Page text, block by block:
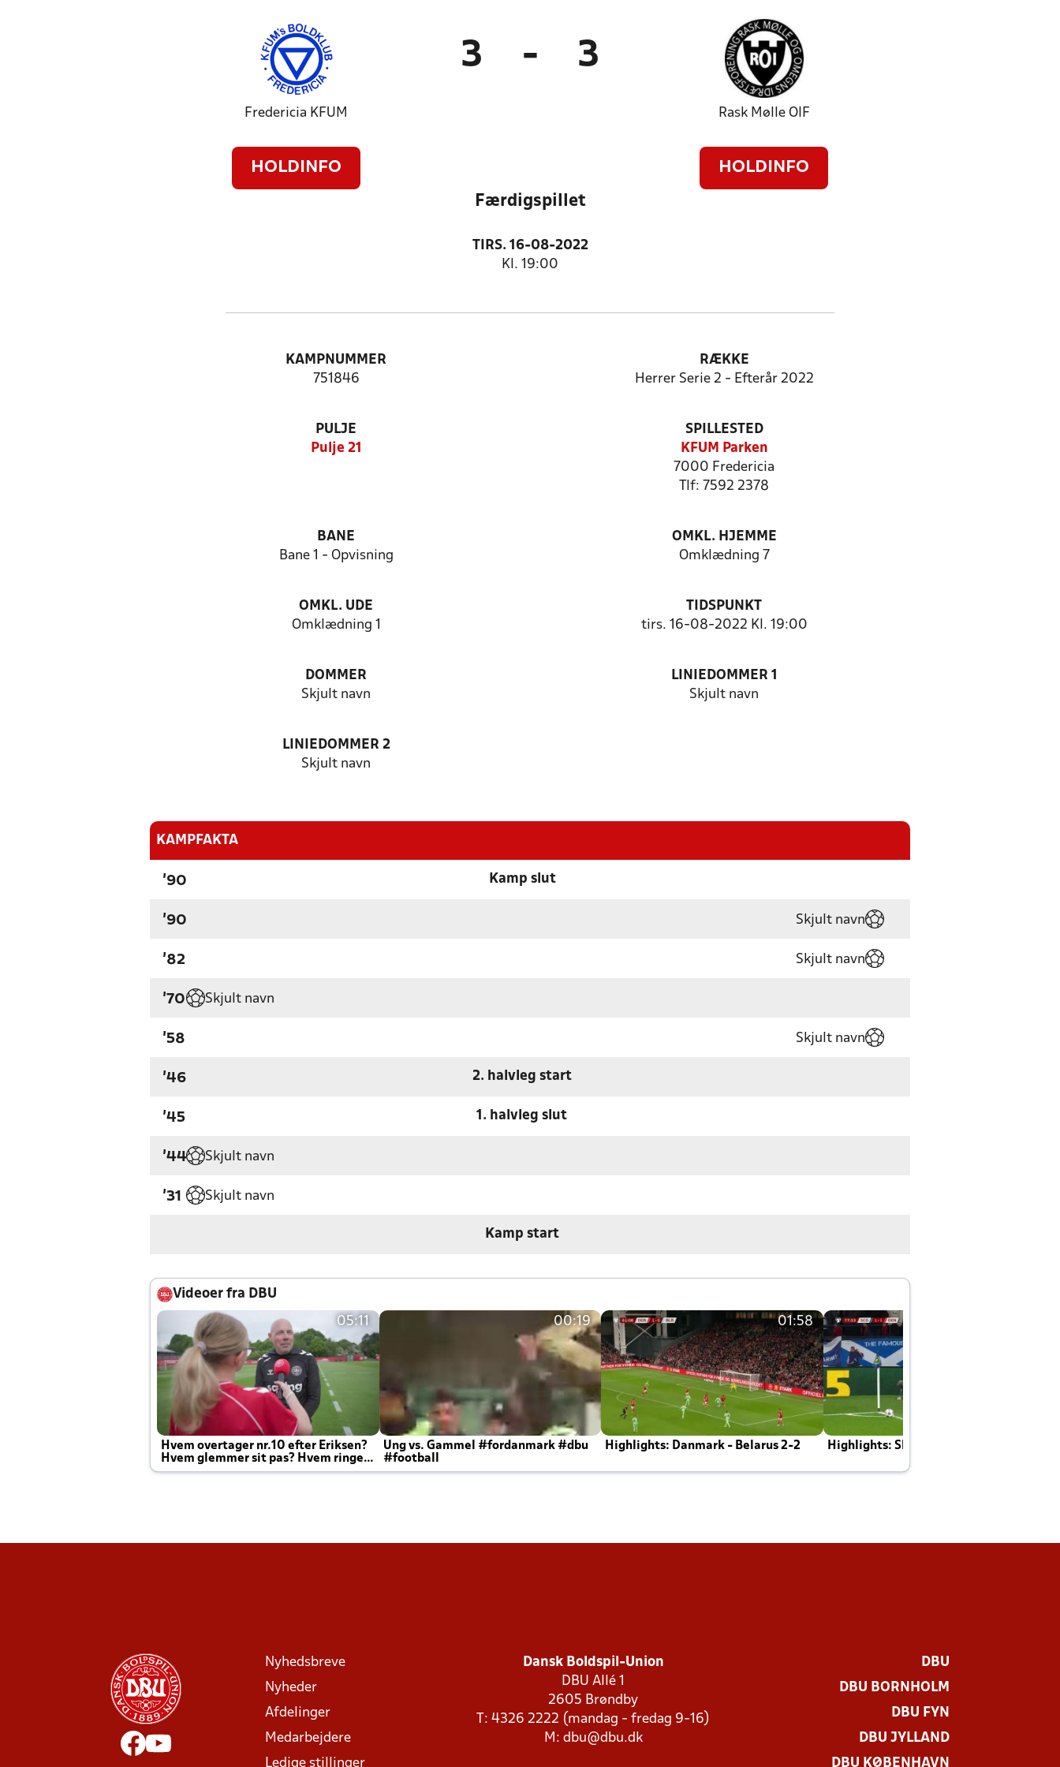
Fredericia KFUM
HOLDINFO
3 - 3
Rask Mølle OIF
HOLDINFO
Færdigspillet
TIRS. 16-08-2022
Kl. 19:00
KAMPNUMMER
751846
RÆKKE
Herrer Serie 2 - Efterår 2022
PULJE
Pulje 21
SPILLESTED
KFUM Parken
7000 Fredericia
Tlf: 7592 2378
BANE
Bane 1 - Opvisning
OMKL. HJEMME
Omklædning 7
OMKL. UDE
Omklædning 1
TIDSPUNKT
tirs. 16-08-2022 Kl. 19:00
DOMMER
Skjult navn
LINIEDOMMER 1
Skjult navn
LINIEDOMMER 2
Skjult navn
KAMPFAKTA
'90 Kamp slut
'90 Skjult navn
'82 Skjult navn
'70 Skjult navn
'58 Skjult navn
'46 2. halvleg start
'45 1. halvleg slut
'44 Skjult navn
'31 Skjult navn
Kamp start
Videoer fra DBU
05:11
Hvem overtager nr.10 efter Eriksen?
Hvem glemmer sit pas? Hvem ringer
Joachim altid til efter kampe?
00:19
Ung vs. Gammel #fordanmark #dbu
#football
01:58
Highlights: Danmark - Belarus 2-2 Highlights: Skotland - Danmark 4-2
Nyhedsbreve
Nyheder
Afdelinger
Medarbejdere
Ledige stillinger
Dansk Boldspil-Union
DBU Allé 1
2605 Brøndby
T: 4326 2222 (mandag - fredag 9-16)
M: dbu@dbu.dk
DBU
DBU BORNHOLM
DBU FYN
DBU JYLLAND
DBU KØBENHAVN